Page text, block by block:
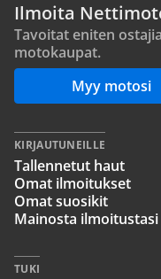
Ilmoita
Tavoitat eniten
motokaupat.
Myy motosi
KIRJAUTUNEILLE
Tallennetut haut
Omat ilmoitukset
Omat suosikit
Mainosta ilmoitustasi
TUKI